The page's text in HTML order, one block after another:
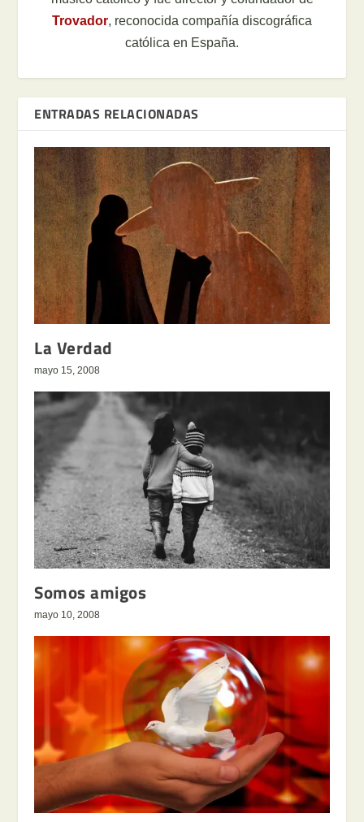
Trovador, reconocida compañía discográfica
católica en España.
ENTRADAS RELACIONADAS
La Verdad
mayo 15, 2008
Somos amigos
mayo 10, 2008